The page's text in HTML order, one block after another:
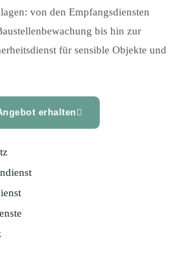
von den Empfangsdiensten
bis hin zur
für sensible Objekte und
erhalten